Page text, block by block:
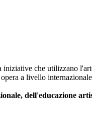
iniziative che utilizzano
a livello
dell'educazione